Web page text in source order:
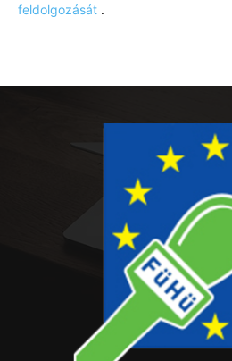
feldolgozását .